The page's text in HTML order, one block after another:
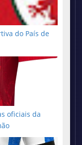
do País de
oficiais da